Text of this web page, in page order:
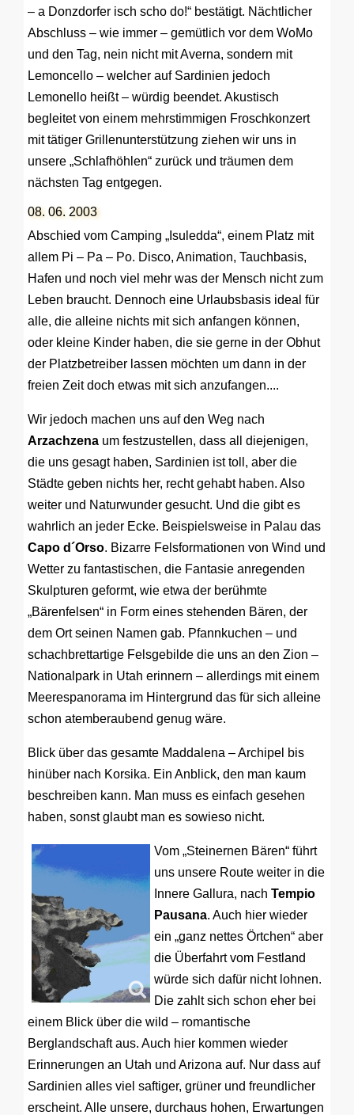
– a Donzdorfer isch scho do!“ bestätigt. Nächtlicher
Abschluss – wie immer – gemütlich vor dem WoMo
und den Tag, nein nicht mit Averna, sondern mit
Lemoncello – welcher auf Sardinien jedoch
Lemonello heißt – würdig beendet. Akustisch
begleitet von einem mehrstimmigen Froschkonzert
mit tätiger Grillenunterstützung ziehen wir uns in
unsere „Schlafhöhlen“ zurück und träumen dem
nächsten Tag entgegen.
08. 06. 2003
Abschied vom Camping „Isuledda“, einem Platz mit
allem Pi – Pa – Po. Disco, Animation, Tauchbasis,
Hafen und noch viel mehr was der Mensch nicht zum
Leben braucht. Dennoch eine Urlaubsbasis ideal für
alle, die alleine nichts mit sich anfangen können,
oder kleine Kinder haben, die sie gerne in der Obhut
der Platzbetreiber lassen möchten um dann in der
freien Zeit doch etwas mit sich anzufangen....
Wir jedoch machen uns auf den Weg nach
Arzachzena um festzustellen, dass all diejenigen,
die uns gesagt haben, Sardinien ist toll, aber die
Städte geben nichts her, recht gehabt haben. Also
weiter und Naturwunder gesucht. Und die gibt es
wahrlich an jeder Ecke. Beispielsweise in Palau das
Capo d´Orso. Bizarre Felsformationen von Wind und
Wetter zu fantastischen, die Fantasie anregenden
Skulpturen geformt, wie etwa der berühmte
„Bärenfelsen“ in Form eines stehenden Bären, der
dem Ort seinen Namen gab. Pfannkuchen – und
schachbrettartige Felsgebilde die uns an den Zion –
Nationalpark in Utah erinnern – allerdings mit einem
Meerespanorama im Hintergrund das für sich alleine
schon atemberaubend genug wäre.
Blick über das gesamte Maddalena – Archipel bis
hinüber nach Korsika. Ein Anblick, den man kaum
beschreiben kann. Man muss es einfach gesehen
haben, sonst glaubt man es sowieso nicht.
Vom „Steinernen Bären“ führt
uns unsere Route weiter in die
Innere Gallura, nach Tempio
Pausana. Auch hier wieder
ein „ganz nettes Örtchen“ aber
die Überfahrt vom Festland
würde sich dafür nicht lohnen.
Die zahlt sich schon eher bei
einem Blick über die wild – romantische
Berglandschaft aus. Auch hier kommen wieder
Erinnerungen an Utah und Arizona auf. Nur dass auf
Sardinien alles viel saftiger, grüner und freundlicher
erscheint. Alle unsere, durchaus hohen, Erwartungen